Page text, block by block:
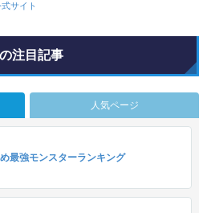
サイト
注目記事
人気ページ
最強モンスターランキング